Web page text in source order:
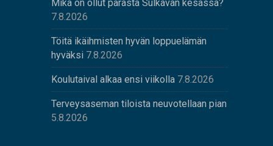
Mikä on ollut parasta Sulkavan kesässä?
7.8.2026
Töitä ikäihmisten hyvän loppuelämän
hyväksi 7.8.2026
Koulutaival alkaa ensi viikolla 7.8.2026
Terveysaseman tiloista neuvotellaan pian
5.8.2026